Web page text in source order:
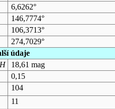
6,6262°
146,7774°
106,3713°
274,7029°
údaje
H
18,61 mag
0,15
104
11